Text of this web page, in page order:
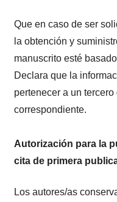
Que en caso de ser
la obtención y
manuscrito esté
Declara que la
pertenecer a un
correspondiente.
Autorización para la
cita de primera
Los autores/as